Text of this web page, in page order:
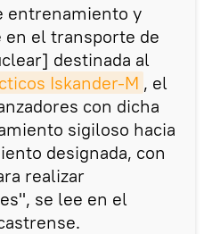
entrenamiento y
en el transporte de
destinada al
Iskander-M , el
con dicha
sigiloso hacia
designada, con
realizar
se lee en el